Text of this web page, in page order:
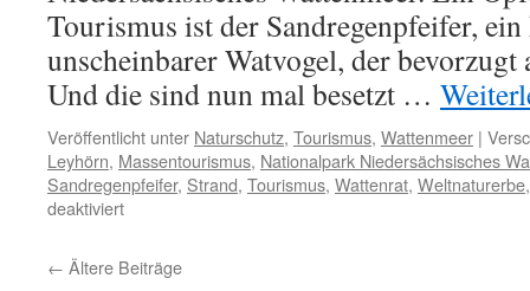
Tourismus ist der Sandregenpfeifer,
unscheinbarer Watvogel, der bevorzugt
Und die sind nun mal besetzt …
Veröffentlicht unter Naturschutz, Tourismus, Wattenmeer |
Leyhörn, Massentourismus, Nationalpark Niedersächsisches
Sandregenpfeifer, Strand, Tourismus, Wattenrat, Weltnaturerbe
deaktiviertfür
Vögel:
← Ältere Beiträge